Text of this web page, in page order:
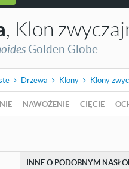
, Klon
Golden Globe
Drzewa Klony Klony
NAWOŻENIE CIĘCIE
INNE O PODOBNYM